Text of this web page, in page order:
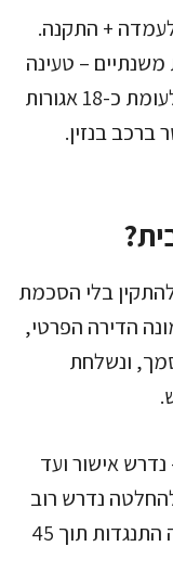
שקלים לעמדה + התקנה.
– טעינה
ביתית עולה כ-10 אגורות לקילומטר, לעומת כ-18 אגורות
בלי הסכמת
הדירה הפרטי,
ונשלחת
נדרש אישור ועד
להשיב תוך 25 יום. להחלטה נדרש רוב
של 51% מבעלי הדירות. אם לא הוגשה התנגדות תוך 45